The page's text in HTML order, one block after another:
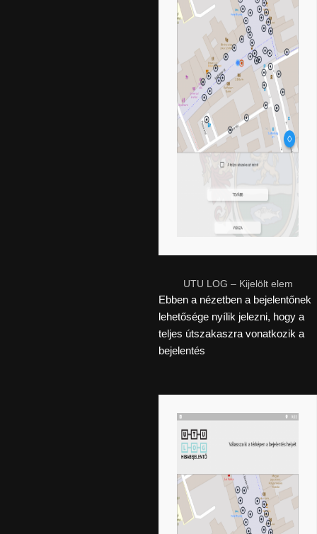
UTU LOG – Kijelölt elem
Ebben a nézetben a bejelentőnek
lehetősége nyílik jelezni, hogy a
teljes útszakaszra vonatkozik a
bejelentés